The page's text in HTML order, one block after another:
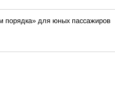
порядка» для юных пассажиров